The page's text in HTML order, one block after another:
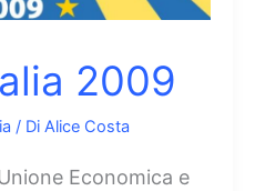
2009
/ Di Alice Costa
Economica e